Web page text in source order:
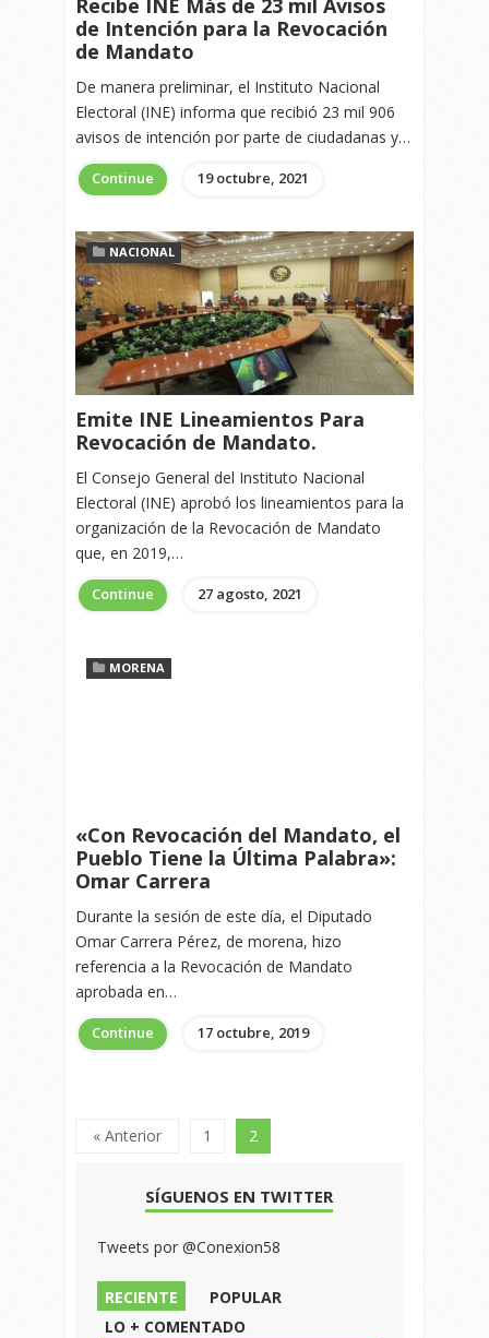
de Intención para la Revocación
de Mandato
De manera preliminar, el Instituto Nacional
Electoral (INE) informa que recibió 23 mil 906
avisos de intención por parte de ciudadanas y…
Continue 19 octubre, 2021
NACIONAL
Emite INE Lineamientos Para
Revocación de Mandato.
El Consejo General del Instituto Nacional
Electoral (INE) aprobó los lineamientos para la
organización de la Revocación de Mandato
que, en 2019,…
Continue 27 agosto, 2021
MORENA
«Con Revocación del Mandato, el
Pueblo Tiene la Última Palabra»:
Omar Carrera
Durante la sesión de este día, el Diputado
Omar Carrera Pérez, de morena, hizo
referencia a la Revocación de Mandato
aprobada en…
Continue 17 octubre, 2019
« Anterior 1 2
SÍGUENOS EN TWITTER
Tweets por @Conexion58
RECIENTE
POPULAR
LO + COMENTADO